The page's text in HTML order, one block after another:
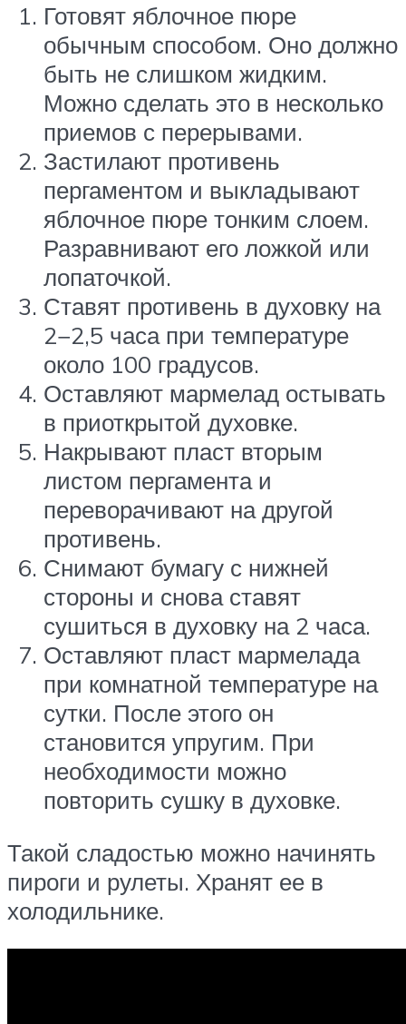
Готовят яблочное пюре
обычным способом. Оно должно
быть не слишком жидким.
Можно сделать это в несколько
приемов с перерывами.
Застилают противень
пергаментом и выкладывают
яблочное пюре тонким слоем.
Разравнивают его ложкой или
лопаточкой.
Ставят противень в духовку на
2−2,5 часа при температуре
около 100 градусов.
Оставляют мармелад остывать
в приоткрытой духовке.
Накрывают пласт вторым
листом пергамента и
переворачивают на другой
противень.
Снимают бумагу с нижней
стороны и снова ставят
сушиться в духовку на 2 часа.
Оставляют пласт мармелада
при комнатной температуре на
сутки. После этого он
становится упругим. При
необходимости можно
повторить сушку в духовке.
Такой сладостью можно начинять
пироги и рулеты. Хранят ее в
холодильнике.